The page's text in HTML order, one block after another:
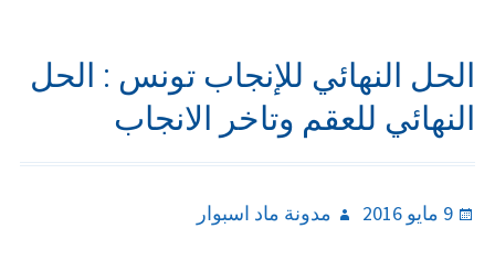
الحل النهائي للإنجاب تونس : الحل
النهائي للعقم وتاخر الانجاب
Posted
9 مايو 2016 Author
مدونة ماد اسبوار